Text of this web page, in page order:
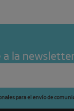
la
para el envío de